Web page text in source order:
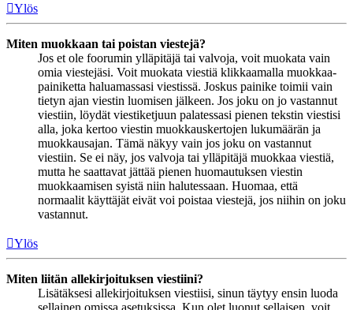
Ylös
Miten muokkaan tai poistan viestejä?
Jos et ole foorumin ylläpitäjä tai valvoja, voit muokata vain
omia viestejäsi. Voit muokata viestiä klikkaamalla muokkaa-
painiketta haluamassasi viestissä. Joskus painike toimii vain
tietyn ajan viestin luomisen jälkeen. Jos joku on jo vastannut
viestiin, löydät viestiketjuun palatessasi pienen tekstin viestisi
alla, joka kertoo viestin muokkauskertojen lukumäärän ja
muokkausajan. Tämä näkyy vain jos joku on vastannut
viestiin. Se ei näy, jos valvoja tai ylläpitäjä muokkaa viestiä,
mutta he saattavat jättää pienen huomautuksen viestin
muokkaamisen syistä niin halutessaan. Huomaa, että
normaalit käyttäjät eivät voi poistaa viestejä, jos niihin on joku
vastannut.
Ylös
Miten liitän allekirjoituksen viestiini?
Lisätäksesi allekirjoituksen viestiisi, sinun täytyy ensin luoda
sellainen omissa asetuksissa. Kun olet luonut sellaisen, voit